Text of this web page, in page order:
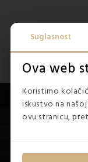
Suglasnost
Ova web
Koristimo
iskustvo na
ovu stranicu,
Možete se